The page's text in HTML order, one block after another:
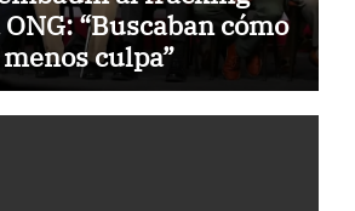
“Buscaban cómo
culpa”